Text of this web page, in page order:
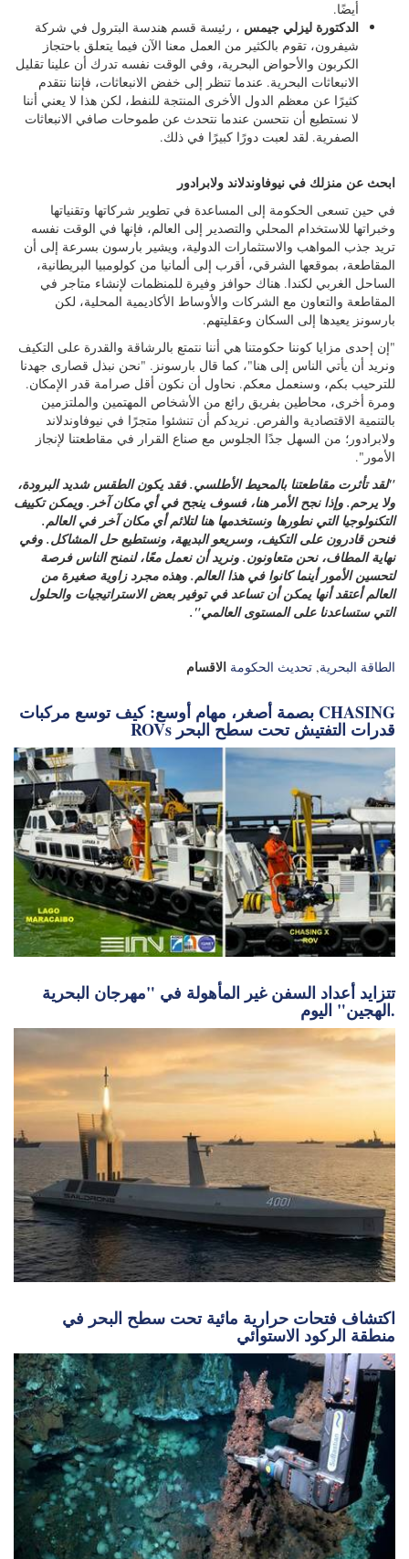
المدارس الثانوية، وبالذهاب وقضاء بعض الوقت مع بول، يمكنك أن
ترى لماذا يفتخر معهد البحار بعدد الطلاب الذين يمكنك القيام بذلك
لأنك تحب أن تكون بالقرب من بول. إنه رجل رائع، يقوم بعمل رائع
في الترويج للمدرسة وما يعلمونه لهؤلاء الأطفال. بول مدرس، وهو
مدير، وهو متخصص في البيانات. لديه الكثير من الأشياء في سيرته
الذاتية لا يمكن ذكرها، لكنه قائد في هذه المقاطعة، وشخص رائع
أيضًا.
شيفرون، تقوم بالكثير من العمل معنا الآن فيما يتعلق باحتجاز
الكربون والأحواض البحرية، وفي الوقت نفسه تدرك أن علينا تقليل
الانبعاثات البحرية. عندما تنظر إلى خفض الانبعاثات، فإننا نتقدم
كثيرًا عن معظم الدول الأخرى المنتجة للنفط، لكن هذا لا يعني أننا
لا نستطيع أن نتحسن عندما نتحدث عن طموحات صافي الانبعاثات
الصفرية. لقد لعبت دورًا كبيرًا في ذلك.
ابحث عن منزلك في نيوفاوندلاند ولابرادور
في حين تسعى الحكومة إلى المساعدة في تطوير شركاتها وتقنياتها
وخبراتها للاستخدام المحلي والتصدير إلى العالم، فإنها في الوقت نفسه
تريد جذب المواهب والاستثمارات الدولية، ويشير بارسون بسرعة إلى أن
المقاطعة، بموقعها الشرقي، أقرب إلى ألمانيا من كولومبيا البريطانية،
الساحل الغربي لكندا. هناك حوافز وفيرة للمنظمات لإنشاء متاجر في
المقاطعة والتعاون مع الشركات والأوساط الأكاديمية المحلية، لكن
بارسونز يعيدها إلى السكان وعقليتهم.
"إن إحدى مزايا كوننا حكومتنا هي أننا نتمتع بالرشاقة والقدرة على التكيف
ونريد أن يأتي الناس إلى هنا"، كما قال بارسونز. "نحن نبذل قصارى جهدنا
للترحيب بكم، وسنعمل معكم. نحاول أن نكون أقل صرامة قدر الإمكان.
ومرة أخرى، محاطين بفريق رائع من الأشخاص المهتمين والملتزمين
بالتنمية الاقتصادية والفرص. نريدكم أن تنشئوا متجرًا في نيوفاوندلاند
ولابرادور؛ من السهل جدًا الجلوس مع صناع القرار في مقاطعتنا لإنجاز
الأمور".
"لقد تأثرت مقاطعتنا بالمحيط الأطلسي. فقد يكون الطقس شديد البرودة،
فنحن قادرون على التكيف، وسريعو البديهة، ونستطيع حل المشاكل. وفي
لتحسين الأمور أينما كانوا في هذا العالم. وهذه مجرد زاوية صغيرة من
العالم أعتقد أنها يمكن أن تساعد في توفير بعض الاستراتيجيات والحلول
التي ستساعدنا على المستوى العالمي".
الطاقة البحرية,تحديث الحكومة الاقسام
بصمة أصغر، مهام أوسع: كيف توسع مركبات CHASING
ROVs قدرات التفتيش تحت سطح البحر
تتزايد أعداد السفن غير المأهولة في "مهرجان البحرية
الهجين" اليوم.
اكتشاف فتحات حرارية مائية تحت سطح البحر في
منطقة الركود الاستوائي